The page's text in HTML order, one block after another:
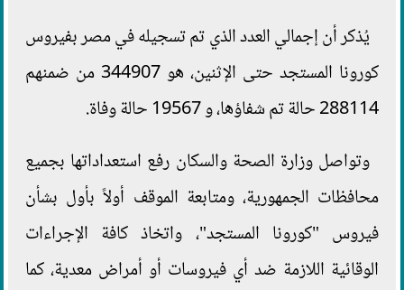
يُذكر أن إجمالي العدد الذي تم تسجيله في مصر بفيروس
كورونا المستجد حتى الإثنين، هو 344907 من ضمنهم
288114 حالة تم شفاؤها، و 19567 حالة وفاة.
وتواصل وزارة الصحة والسكان رفع استعداداتها بجميع
محافظات الجمهورية، ومتابعة الموقف أولاً بأول بشأن
فيروس "كورونا المستجد"، واتخاذ كافة الإجراءات
الوقائية اللازمة ضد أي فيروسات أو أمراض معدية، كما